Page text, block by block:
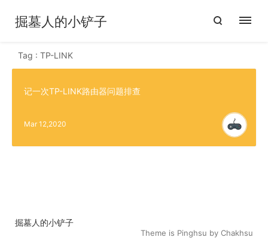
掘墓人的小铲子
Tag : TP-LINK
记一次TP-LINK路由器问题排查
Mar 12,2020
掘墓人的小铲子
Theme is Pinghsu by Chakhsu